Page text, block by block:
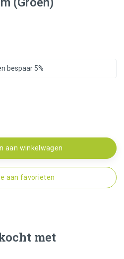
bespaar 5%
aan winkelwagen
aan favorieten
met